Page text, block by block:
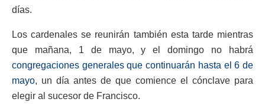
días.
Los cardenales se reunirán también esta tarde mientras
que mañana, 1 de mayo, y el domingo no habrá
congregaciones generales que continuarán hasta el 6 de
mayo, un día antes de que comience el cónclave para
elegir al sucesor de Francisco.